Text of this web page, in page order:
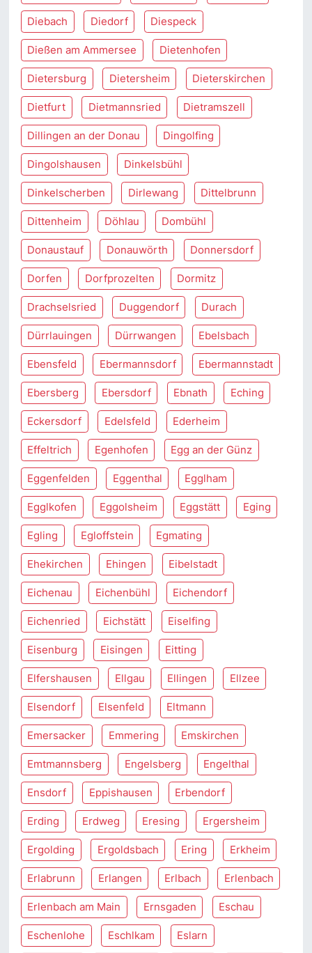
Diebach Diedorf Diespeck
Dießen am Ammersee Dietenhofen
Dietersburg Dietersheim Dieterskirchen
Dietfurt Dietmannsried Dietramszell
Dillingen an der Donau Dingolfing
Dingolshausen Dinkelsbühl
Dinkelscherben Dirlewang Dittelbrunn
Dittenheim Döhlau Dombühl
Donaustauf Donauwörth Donnersdorf
Dorfen Dorfprozelten Dormitz
Drachselsried Duggendorf Durach
Dürrlauingen Dürrwangen Ebelsbach
Ebensfeld Ebermannsdorf Ebermannstadt
Ebersberg Ebersdorf Ebnath Eching
Eckersdorf Edelsfeld Ederheim
Effeltrich Egenhofen Egg an der Günz
Eggenfelden Eggenthal Egglham
Egglkofen Eggolsheim Eggstätt Eging
Egling Egloffstein Egmating
Ehekirchen Ehingen Eibelstadt
Eichenau Eichenbühl Eichendorf
Eichenried Eichstätt Eiselfing
Eisenburg Eisingen Eitting
Elfershausen Ellgau Ellingen Ellzee
Elsendorf Elsenfeld Eltmann
Emersacker Emmering Emskirchen
Emtmannsberg Engelsberg Engelthal
Ensdorf Eppishausen Erbendorf
Erding Erdweg Eresing Ergersheim
Ergolding Ergoldsbach Ering Erkheim
Erlabrunn Erlangen Erlbach Erlenbach
Erlenbach am Main Ernsgaden Eschau
Eschenlohe Eschlkam Eslarn